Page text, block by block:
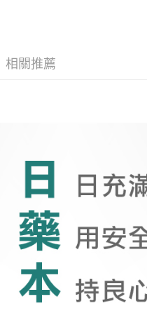
相關推薦